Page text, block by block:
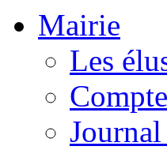
Mairie
Les